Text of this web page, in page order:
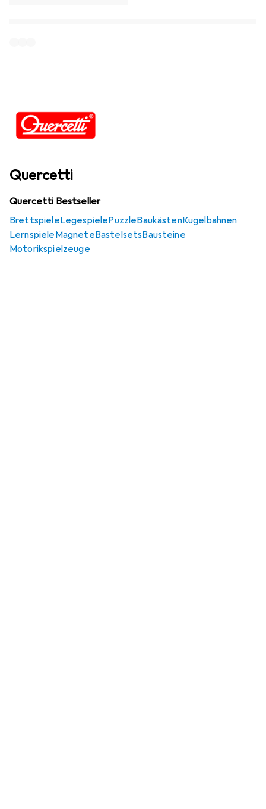
Quercetti
Quercetti Bestseller
BrettspieleLegespielePuzzleBaukästenKugelbahnen
LernspieleMagneteBastelsetsBausteine
Motorikspielzeuge